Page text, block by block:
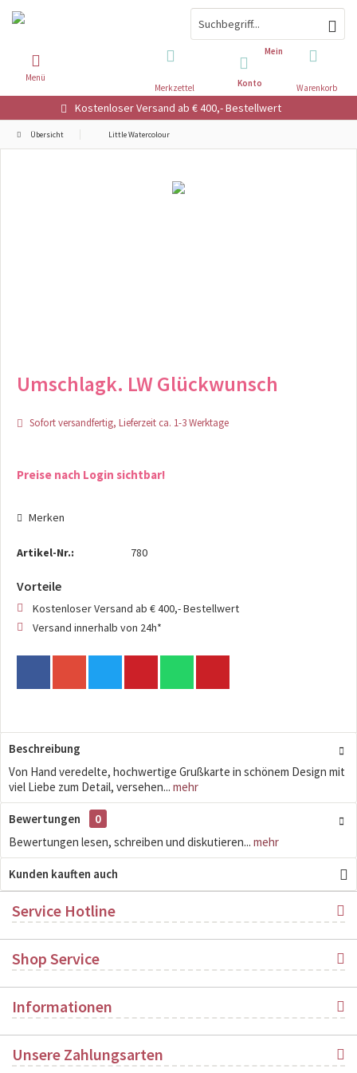
Kostenloser Versand ab € 400,- Bestellwert
Warenkorb
Merkzettel
Mein
Konto
Menü
Übersicht Little Watercolour
Umschlagk. LW Glückwunsch
Sofort versandfertig, Lieferzeit ca. 1-3 Werktage
Preise nach Login sichtbar!
Merken
Artikel-Nr.: 780
Vorteile
Kostenloser Versand ab € 400,- Bestellwert
Versand innerhalb von 24h*
Beschreibung
Von Hand veredelte, hochwertige Grußkarte in schönem Design mit
viel Liebe zum Detail, versehen... mehr
Bewertungen
0
Bewertungen lesen, schreiben und diskutieren... mehr
Kunden kauften auch
Service Hotline
Shop Service
Informationen
Unsere Zahlungsarten